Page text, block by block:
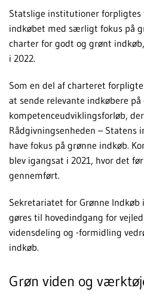
Statslige institutioner
indkøbet med særligt fokus på
charter for godt og grønt
i 2022.
Som en del af charteret
at sende relevante indkøbere på
kompetenceudviklingsforløb,
Rådgivningsenheden – Statens
have fokus på grønne indkøb.
blev igangsat i 2021, hvor det
gennemført.
Sekretariatet for Grønne Indkøb
gøres til hovedindgang for
vidensdeling og -formidling
indkøb.
Grøn viden og